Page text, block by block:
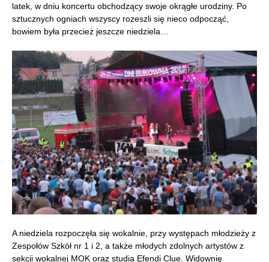
latek, w dniu koncertu obchodzący swoje okrągłe urodziny. Po
sztucznych ogniach wszyscy rozeszli się nieco odpocząć,
bowiem była przecież jeszcze niedziela…
A niedziela rozpoczęła się wokalnie, przy występach młodzieży z
Zespołów Szkół nr 1 i 2, a także młodych zdolnych artystów z
sekcji wokalnej MOK oraz studia Efendi Clue. Widownię